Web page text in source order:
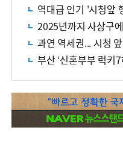
역대급 인기 '시청앞
2025년까지 사상구
과연 역세권... 시청
부산 ‘신혼부부 럭키